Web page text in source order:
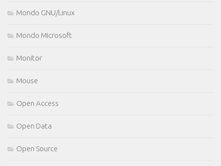
Mondo GNU/Linux
Mondo Microsoft
Monitor
Mouse
Open Access
Open Data
Open Source